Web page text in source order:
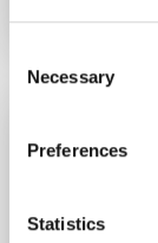
Selection
Necessary
Preferences
Statistics